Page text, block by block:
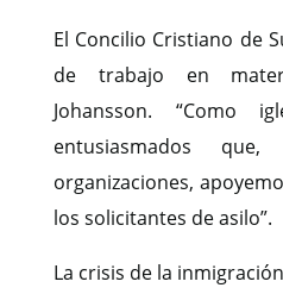
El Concilio Cristiano de
de trabajo en
Johansson. “Como
entusiasmados
organizaciones,
los solicitantes de asilo”.
La crisis de la